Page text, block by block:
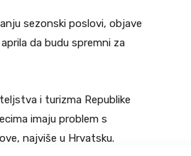
sezonski poslovi, objave
da budu spremni za
i turizma Republike
imaju problem s
najviše u Hrvatsku.